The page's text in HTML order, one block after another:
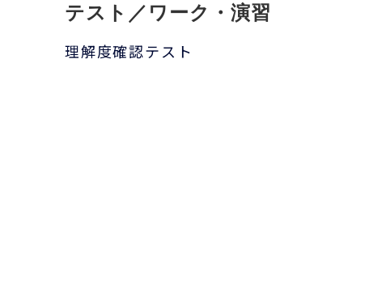
テスト／ワーク・演習
理解度確認テスト